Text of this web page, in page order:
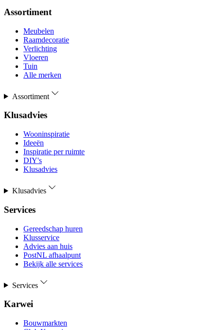
Assortiment
Meubelen
Raamdecoratie
Verlichting
Vloeren
Tuin
Alle merken
Assortiment
Klusadvies
Wooninspiratie
Ideeën
Inspiratie per ruimte
DIY's
Klusadvies
Klusadvies
Services
Gereedschap huren
Klusservice
Advies aan huis
PostNL afhaalpunt
Bekijk alle services
Services
Karwei
Bouwmarkten